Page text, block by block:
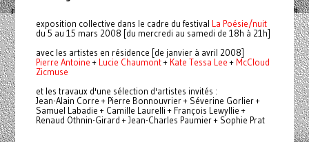
exposition collective dans le cadre du festival La Poésie/nuit
du 5 au 15 mars 2008 [du mercredi au samedi de 18h à 21h]
avec les artistes en résidence [de janvier à avril 2008]
Pierre Antoine+ Lucie Chaumont+ Kate Tessa Lee+ McCloud
Zicmuse
et les travaux d'une sélection d'artistes invités :
Jean-Alain Corre + Pierre Bonnouvrier + Séverine Gorlier +
Samuel Labadie + Camille Laurelli + François Lewyllie +
Renaud Othnin-Girard + Jean-Charles Paumier + Sophie Prat